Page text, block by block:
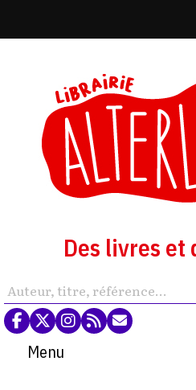
Des livres et
Menu